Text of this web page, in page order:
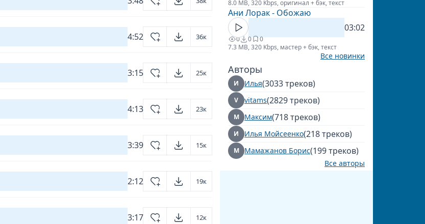
4:52
36к
3:15
25к
4:13
23к
3:39
15к
2:12
19к
3:17
12к
8.0 MB, 320 Kbps, оригинал + бэк, текст
Ани Лорак - Обожаю
03:02
0 0
0
7.3 MB, 320 Kbps, мастер + бэк, текст
Все новинки
Авторы
И Илья(3033 треков)
V vitams(2829 треков)
М Максим(718 треков)
И Илья Мойсеенко(218 треков)
М Мамажанов Борис(199 треков)
Все авторы